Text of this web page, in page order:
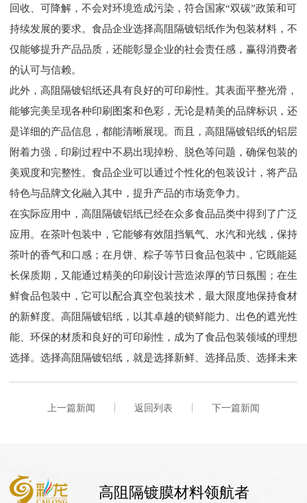
回收、可降解，不会对环境造成污染，符合国家“双碳”政策和可
持续发展的要求。食品企业选择高阻隔镀铝纸作为包装材料，不
仅能够提升产品品质，还能彰显企业的社会责任感，赢得消费者
的认可与信赖。
此外，高阻隔镀铝纸还具有良好的可印刷性。其表面平整光滑，
能够完美呈现各种印刷图案和色彩，无论是精美的品牌标识，还
是详细的产品信息，都能清晰展现。而且，高阻隔镀铝纸的铝层
附着力强，印刷过程中不易出现掉粉、脱色等问题，确保包装的
美观度和完整性。食品企业可以通过个性化的包装设计，将产品
特色与品牌文化融入其中，提升产品的市场竞争力。
在实际应用中，高阻隔镀铝纸已经在众多食品品类中得到了广泛
应用。在茶叶包装中，它能够有效阻挡氧气、水汽和光线，保持
茶叶的香气和口感；在月饼、粽子等节日食品包装中，它既能延
长保质期，又能通过精美的印刷设计营造浓厚的节日氛围；在生
鲜食品包装中，它可以配合真空包装技术，最大限度地保持食材
的新鲜度。高阻隔镀铝纸，以其卓越的锁鲜能力、出色的遮光性
能、环保的材质和良好的可印刷性，成为了食品包装领域的理想
选择。选择高阻隔镀铝纸，就是选择新鲜、选择品质、选择未来
上一篇新闻 返回列表 下一篇新闻
高阻隔镀膜材料领航者